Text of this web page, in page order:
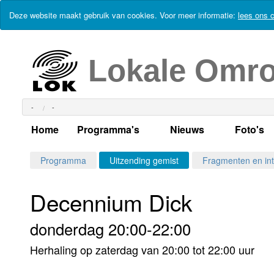
Deze website maakt gebruik van cookies. Voor meer informatie: lees ons
Lokale
- -
Home Programma's
Alle dagen
Per dag
Maandag
Alle programma's
Nieuws
Actueel Lokaal
Kabelkrant
Foto's
Programma Uitzending gemist Fragmenten en
Decennium Dick
donderdag 20:00-22:00
Herhaling op zaterdag van 20:00 tot 22:00 uur